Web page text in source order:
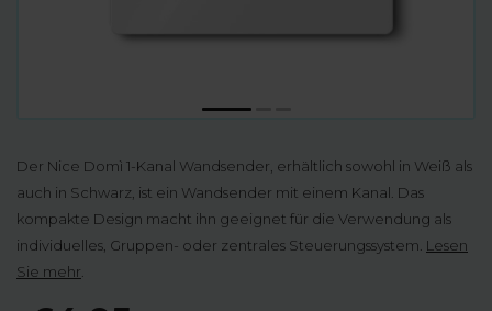
Der Nice Domì 1-Kanal Wandsender, erhältlich sowohl in Weiß als
auch in Schwarz, ist ein Wandsender mit einem Kanal. Das
kompakte Design macht ihn geeignet für die Verwendung als
individuelles, Gruppen- oder zentrales Steuerungssystem. Lesen
Sie mehr